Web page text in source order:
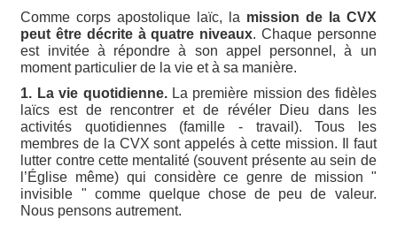
Comme corps apostolique laïc, la mission de la CVX
peut être décrite à quatre niveaux. Chaque personne
est invitée à répondre à son appel personnel, à un
moment particulier de la vie et à sa manière.
1. La vie quotidienne.La première mission des fidèles
laïcs est de rencontrer et de révéler Dieu dans les
activités quotidiennes (famille - travail). Tous les
membres de la CVX sont appelés à cette mission. Il faut
lutter contre cette mentalité (souvent présente au sein de
l’Église même) qui considère ce genre de mission "
invisible " comme quelque chose de peu de valeur.
Nous pensons autrement.